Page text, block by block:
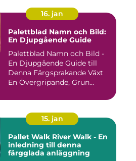
16. jan
Palettblad Namn och Bild:
En Djupgående Guide
Palettblad Namn och Bild -
En Djupgående Guide till
Denna Färgsprakande Växt
En Övergripande, Grun...
15. jan
Pallet Walk River Walk - En
inledning till denna
färgglada anläggning